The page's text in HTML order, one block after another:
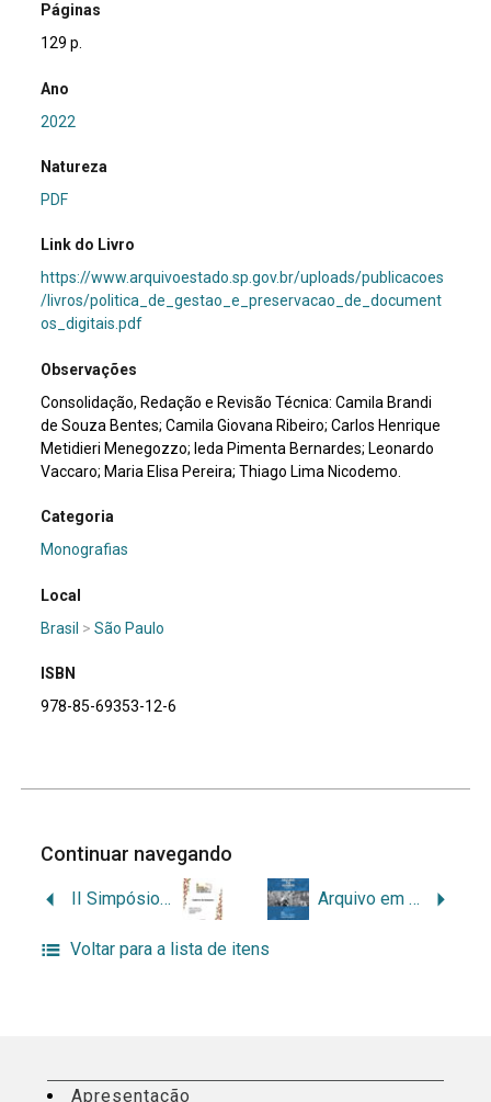
Páginas
129 p.
Ano
2022
Natureza
PDF
Link do Livro
https://www.arquivoestado.sp.gov.br/uploads/publicacoes
/livros/politica_de_gestao_e_preservacao_de_document
os_digitais.pdf
Observações
Consolidação, Redação e Revisão Técnica: Camila Brandi
de Souza Bentes; Camila Giovana Ribeiro; Carlos Henrique
Metidieri Menegozzo; Ieda Pimenta Bernardes; Leonardo
Vaccaro; Maria Elisa Pereira; Thiago Lima Nicodemo.
Categoria
Monografias
Local
Brasil >São Paulo
ISBN
978-85-69353-12-6
Continuar navegando
II Simpósio da História dos Arquivos e da Arquivologia – Caderno de Resumos Arquivo em Imagens – Número 6
Voltar para a lista de itens
Apresentação